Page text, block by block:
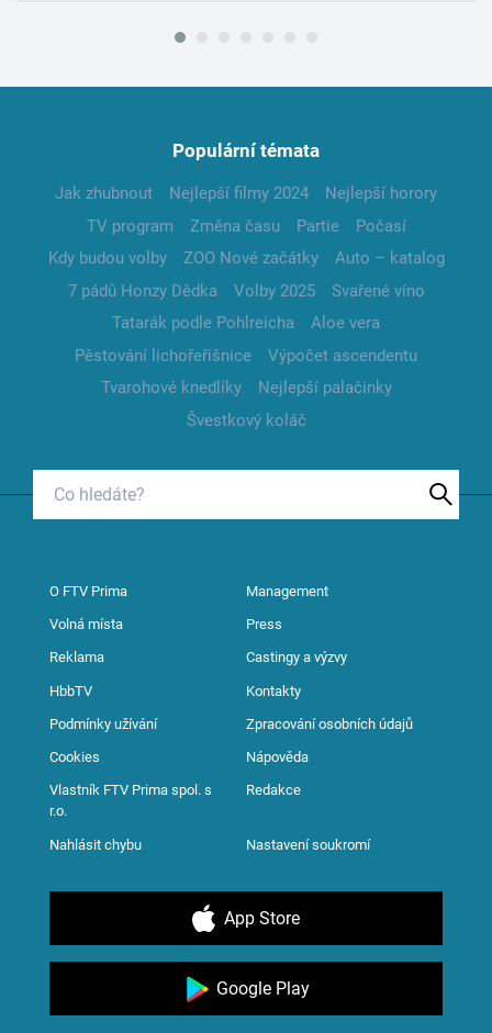
Populární témata
Jak zhubnout Nejlepší filmy 2024
Nejlepší horory
TV program
Změna času Partie
Počasí
Kdy budou volby
ZOO Nové začátky
Auto – katalog
7 pádů Honzy Dědka
Volby 2025
Svařené víno
Tatarák podle Pohlreicha
Aloe vera
Pěstování lichořeřišnice
Výpočet ascendentu
Tvarohové knedlíky
Nejlepší palačinky
Švestkový koláč
O FTV Prima Management
Volná místa Press
Reklama Castingy a výzvy
HbbTV Kontakty
Podmínky užívání Zpracování osobních údajů
Cookies Nápověda
Vlastník FTV Prima spol. s
r.o.
Redakce
Nahlásit chybu Nastavení soukromí
App Store
Google Play